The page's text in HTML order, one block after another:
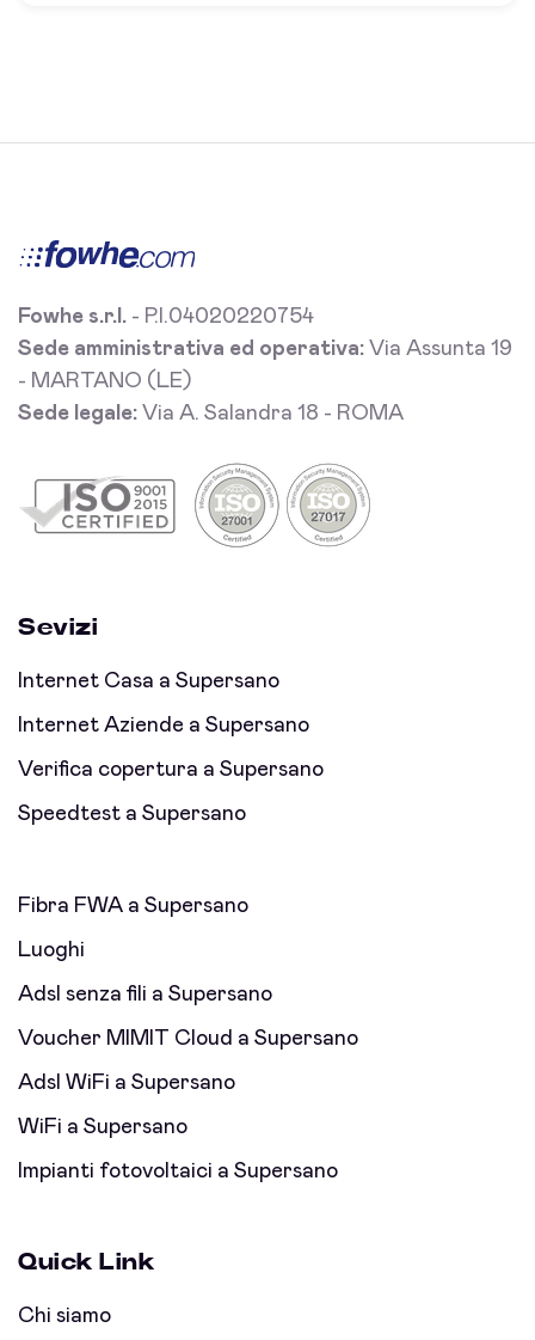
Fowhe s.r.l. - P.I.04020220754
Sede amministrativa ed operativa: Via Assunta 19
- MARTANO (LE)
Sede legale: Via A. Salandra 18 - ROMA
Sevizi
Internet Casa a Supersano
Internet Aziende a Supersano
Verifica copertura a Supersano
Speedtest a Supersano
Fibra FWA a Supersano
Luoghi
Adsl senza fili a Supersano
Voucher MIMIT Cloud a Supersano
Adsl WiFi a Supersano
WiFi a Supersano
Impianti fotovoltaici a Supersano
Quick Link
Chi siamo